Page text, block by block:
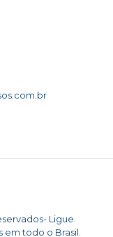
Ligue
todo o Brasil.